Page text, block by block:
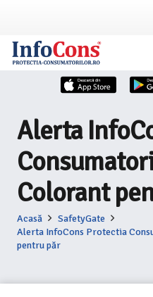
Alerta
Colorant
Acasă
SafetyGate
Alerta InfoCons Protectia
pentru păr